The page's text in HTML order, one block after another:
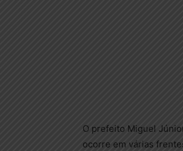
O prefeito Miguel
ocorre em várias